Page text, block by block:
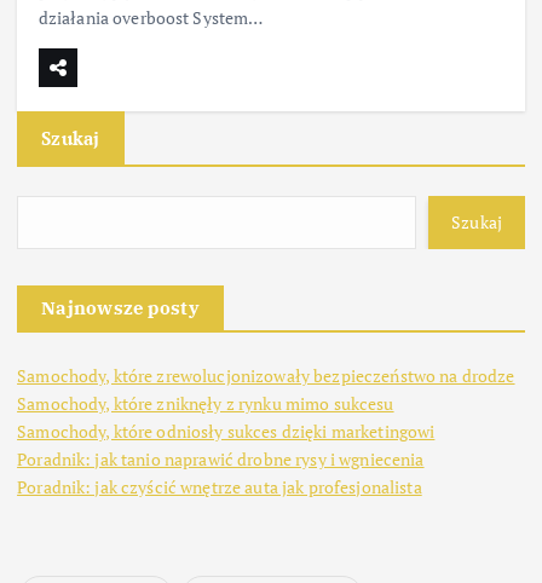
działania overboost System…
Szukaj
Szukaj
Najnowsze posty
Samochody, które zrewolucjonizowały bezpieczeństwo na drodze
Samochody, które zniknęły z rynku mimo sukcesu
Samochody, które odniosły sukces dzięki marketingowi
Poradnik: jak tanio naprawić drobne rysy i wgniecenia
Poradnik: jak czyścić wnętrze auta jak profesjonalista